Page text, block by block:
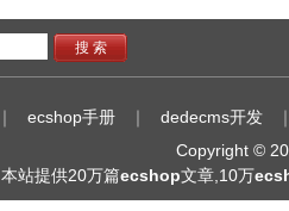
搜 索
｜ ecshop手册 ｜ dedecms开发
Copyright ©
本站提供20万篇ecshop文章,10万